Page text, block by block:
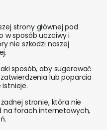
strony głównej pod
w sposób uczciwy i
nie szkodzi naszej
sposób, aby sugerować
lub poparcia
istnieje.
stronie, która nie
na forach internetowych,